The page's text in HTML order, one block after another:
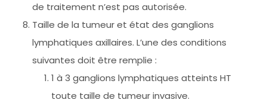
de traitement n’est pas autorisée.
Taille de la tumeur et état des ganglions
lymphatiques axillaires. L’une des conditions
suivantes doit être remplie :
1 à 3 ganglions lymphatiques atteints HT
toute taille de tumeur invasive.